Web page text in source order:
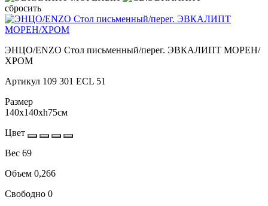
сбросить
ЭНЦО/ENZO Стол письменный/перег. ЭВКАЛИПТ МОРЕН/
ХРОМ
Артикул 109 301 ECL 51
Размер
140x140xh75см
Цвет
Вес 69
Объем 0,266
Свободно 0